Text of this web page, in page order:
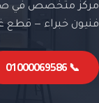
مركز متخصص في
فنيون خبراء — قطع
📞 01000069586